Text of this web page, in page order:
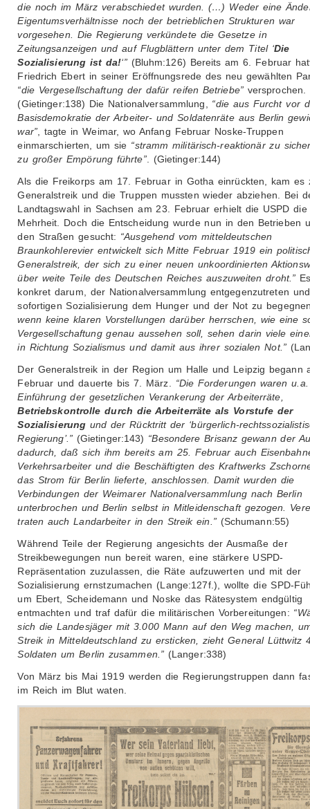
die noch im März verabschiedet wurden. (…) Weder eine
Eigentumsverhältnisse noch der betrieblichen Strukturen war
vorgesehen. Die Regierung verkündete die Gesetze in
Zeitungsanzeigen und auf Flugblättern unter dem Titel ‘Die
Sozialisierung ist da!‘”(Bluhm:126) Bereits am 6. Februar
Friedrich Ebert in seiner Eröffnungsrede des neu gewählten
“die Vergesellschaftung der dafür reifen Betriebe”versprochen.
(Gietinger:138) Die Nationalversammlung, “die aus Furcht vor
Basisdemokratie der Arbeiter- und Soldatenräte aus Berlin
war”, tagte in Weimar, wo Anfang Februar Noske-Truppen
einmarschierten, um sie “stramm militärisch-reaktionär zu
zu großer Empörung führte”. (Gietinger:144)
Als die Freikorps am 17. Februar in Gotha einrückten, kam es
Generalstreik und die Truppen mussten wieder abziehen. Bei
Landtagswahl in Sachsen am 23. Februar erhielt die USPD die
Mehrheit. Doch die Entscheidung wurde nun in den Betrieben
den Straßen gesucht: “Ausgehend vom mitteldeutschen
Braunkohlerevier entwickelt sich Mitte Februar 1919 ein
Generalstreik, der sich zu einer neuen unkoordinierten
über weite Teile des Deutschen Reiches auszuweiten droht.”
konkret darum, der Nationalversammlung entgegenzutreten
sofortigen Sozialisierung dem Hunger und der Not zu
wenn keine klaren Vorstellungen darüber herrschen, wie eine
Vergesellschaftung genau aussehen soll, sehen darin viele
in Richtung Sozialismus und damit aus ihrer sozialen Not.”
Der Generalstreik in der Region um Halle und Leipzig begann
Februar und dauerte bis 7. März. “Die Forderungen waren
Einführung der gesetzlichen Verankerung der Arbeiterräte,
Betriebskontrolle durch die Arbeiterräte als Vorstufe der
Sozialisierung und der Rücktritt der ‘bürgerlich-
Regierung’.”(Gietinger:143) “Besondere Brisanz gewann der
dadurch, daß sich ihm bereits am 25. Februar auch
Verkehrsarbeiter und die Beschäftigten des Kraftwerks
das Strom für Berlin lieferte, anschlossen. Damit wurden die
Verbindungen der Weimarer Nationalversammlung nach Berlin
unterbrochen und Berlin selbst in Mitleidenschaft gezogen.
traten auch Landarbeiter in den Streik ein.”(Schumann:55)
Während Teile der Regierung angesichts der Ausmaße der
Streikbewegungen nun bereit waren, eine stärkere USPD-
Repräsentation zuzulassen, die Räte aufzuwerten und mit der
Sozialisierung ernstzumachen (Lange:127f.), wollte die SPD-
um Ebert, Scheidemann und Noske das Rätesystem endgültig
entmachten und traf dafür die militärischen Vorbereitungen:
sich die Landesjäger mit 3.000 Mann auf den Weg machen,
Streik in Mitteldeutschland zu ersticken, zieht General Lüttwitz
Soldaten um Berlin zusammen.” (Langer:338)
Von März bis Mai 1919 werden die Regierungstruppen dann
im Reich im Blut waten.